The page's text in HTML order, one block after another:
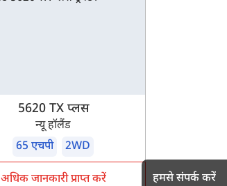
5620 TX प्लस
न्यू हॉलैंड
65 एचपी
2WD
अधिक जानकारी प्राप्त करें हमसे संपर्क करें